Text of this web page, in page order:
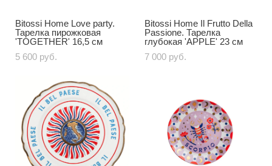
Bitossi Home Love party.
Тарелка пирожковая
'TOGETHER' 16,5 см
5 600 pуб.
Bitossi Home Il Frutto Della
Passione. Тарелка
глубокая 'APPLE' 23 см
7 000 pуб.